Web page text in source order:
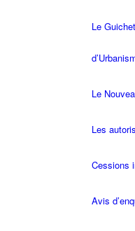
Le
Le
Les
Cessions
Avis